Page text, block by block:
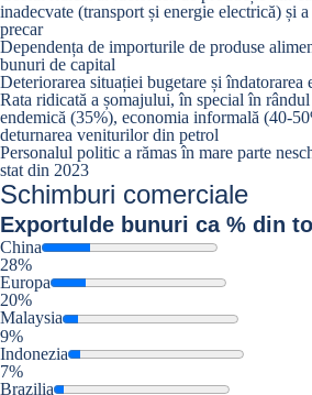
inadecvate (transport și energie electrică) și
precar
Dependența de importurile de produse
bunuri de capital
Deteriorarea situației bugetare și îndatorarea
Rata ridicată a șomajului, în special în
endemică (35%), economia informală (40-
deturnarea veniturilor din petrol
Personalul politic a rămas în mare parte
stat din 2023
Schimburi comerciale
Exportul de bunuri ca % din
China
28%
Europa
20%
Malaysia
9%
Indonezia
7%
Brazilia